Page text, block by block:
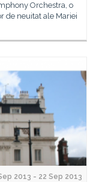
Orchestra, o
de neuitat ale Mariei
2013 - 22 Sep 2013